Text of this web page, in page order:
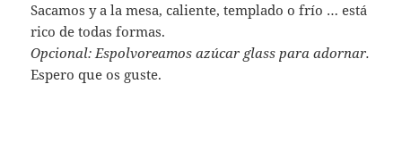
Sacamos y a la mesa, caliente, templado o frío … está
rico de todas formas.
Opcional: Espolvoreamos azúcar glass para adornar.
Espero que os guste.